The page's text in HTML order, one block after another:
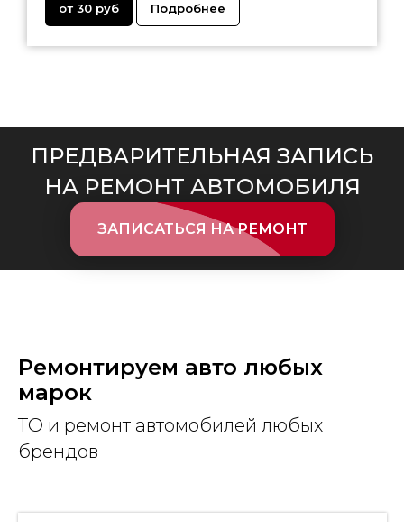
от 30 руб Подробнее
ПРЕДВАРИТЕЛЬНАЯ ЗАПИСЬ
НА РЕМОНТ АВТОМОБИЛЯ
ЗАПИСАТЬСЯ НА РЕМОНТ
Ремонтируем авто любых
марок
ТО и ремонт автомобилей любых
брендов